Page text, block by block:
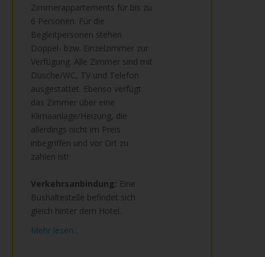
Zimmerappartements für bis zu
6 Personen. Für die
Begleitpersonen stehen
Doppel- bzw. Einzelzimmer zur
Verfügung. Alle Zimmer sind mit
Dusche/WC, TV und Telefon
ausgestattet. Ebenso verfügt
das Zimmer über eine
Klimaanlage/Heizung, die
allerdings nicht im Preis
inbegriffen und vor Ort zu
zahlen ist!
Verkehrsanbindung: Eine
Bushaltestelle befindet sich
gleich hinter dem Hotel.
Mehr lesen...